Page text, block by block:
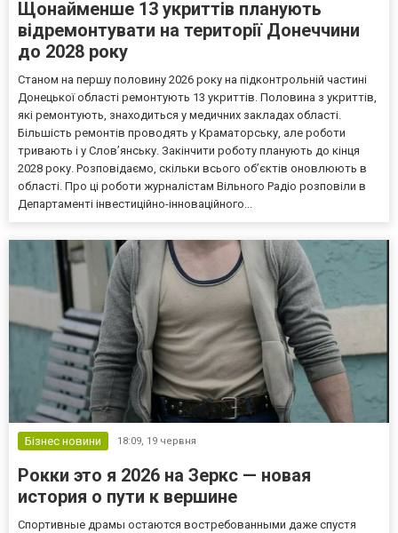
Щонайменше 13 укриттів планують
відремонтувати на території Донеччини
до 2028 року
Станом на першу половину 2026 року на підконтрольній частині
Донецької області ремонтують 13 укриттів. Половина з укриттів,
які ремонтують, знаходиться у медичних закладах області.
Більшість ремонтів проводять у Краматорську, але роботи
тривають і у Слов’янську. Закінчити роботу планують до кінця
2028 року. Розповідаємо, скільки всього об’єктів оновлюють в
області. Про ці роботи журналістам Вільного Радіо розповіли в
Департаменті інвестиційно-інноваційного...
Бізнес новини 18:09, 19 червня
Рокки это я 2026 на Зеркс — новая
история о пути к вершине
Спортивные драмы остаются востребованными даже спустя